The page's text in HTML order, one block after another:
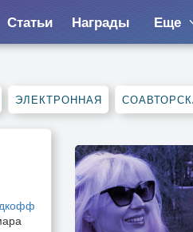
Статьи Награды Еще
ЭЛЕКТРОННАЯ